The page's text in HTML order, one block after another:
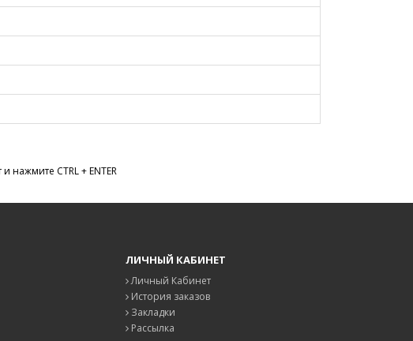
CTRL + ENTER
ЛИЧНЫЙ КАБИНЕТ
Личный Кабинет
История заказов
Закладки
Рассылка